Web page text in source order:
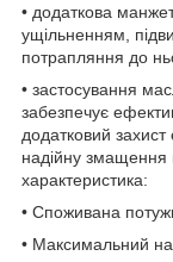
• додаткова
ущільненням,
потрапляння до
• застосування
забезпечує
додатковий
надійну змащення
характеристика:
• Споживана
• Максимальний